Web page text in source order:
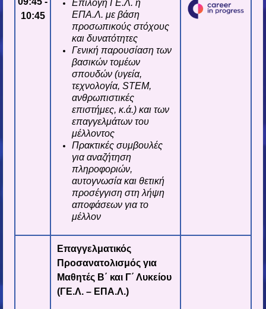
10:45
Επιλογή ΓΕ.Λ. ή
ΕΠΑ.Λ. με βάση
προσωπικούς στόχους
και δυνατότητες
Γενική παρουσίαση των
βασικών τομέων
σπουδών (υγεία,
τεχνολογία, STEM,
ανθρωπιστικές
επιστήμες, κ.ά.) και των
επαγγελμάτων του
μέλλοντος
Πρακτικές συμβουλές
για αναζήτηση
πληροφοριών,
αυτογνωσία και θετική
προσέγγιση στη λήψη
αποφάσεων για το
μέλλον
Επαγγελματικός
Προσανατολισμός για
Μαθητές Β΄ και Γ΄ Λυκείου
(ΓΕ.Λ. – ΕΠΑ.Λ.)